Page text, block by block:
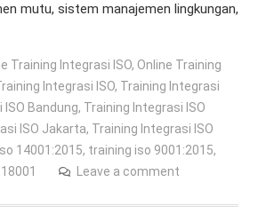
mutu, sistem manajemen lingkungan,
Training Integrasi ISO, Online Training
Integrasi ISO, Training Integrasi
Bandung, Training Integrasi ISO
ISO Jakarta, Training Integrasi ISO
14001:2015, training iso 9001:2015,
Leave a comment